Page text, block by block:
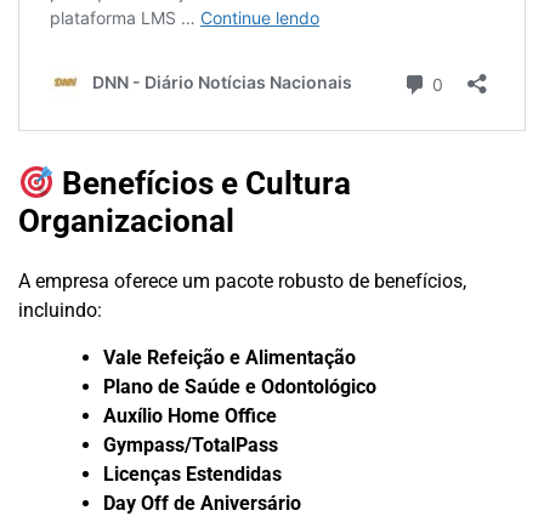
Benefícios e Cultura
Organizacional
A empresa oferece um pacote robusto de benefícios,
incluindo:
Vale Refeição e Alimentação
Plano de Saúde e Odontológico
Auxílio Home Office
Gympass/TotalPass
Licenças Estendidas
Day Off de Aniversário